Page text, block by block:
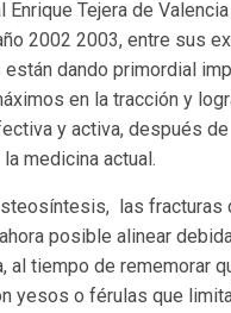
Tejera de
2002­ 2003, entre sus
dando primordial
en la tracción y
y activa, después
medicina actual.
las
posible alinear
al tiempo de rememorar
yesos o férulas que